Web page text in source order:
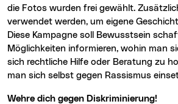
die Fotos wurden frei gewählt.
verwendet werden, um eigene
Diese Kampagne soll Bewusstsein
Möglichkeiten informieren, wohin man
sich rechtliche Hilfe oder Beratung zu
man sich selbst gegen Rassismus
Wehre dich gegen Diskriminierung!